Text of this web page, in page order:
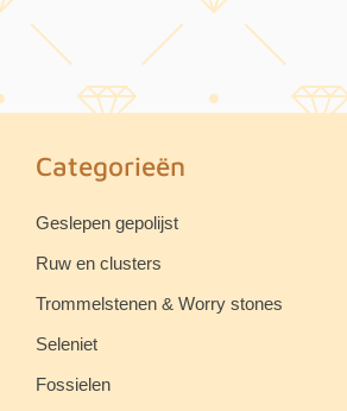
Categorieën
Geslepen gepolijst
Ruw en clusters
Trommelstenen & Worry stones
Seleniet
Fossielen